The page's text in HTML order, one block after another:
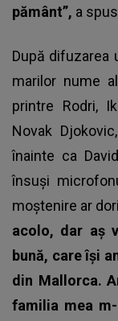
pământ”, a
După difuzarea
marilor nume
printre Rodri,
Novak
înainte ca
însuşi
moştenire ar
acolo, dar aş
bună, care îşi
din Mallorca.
familia mea